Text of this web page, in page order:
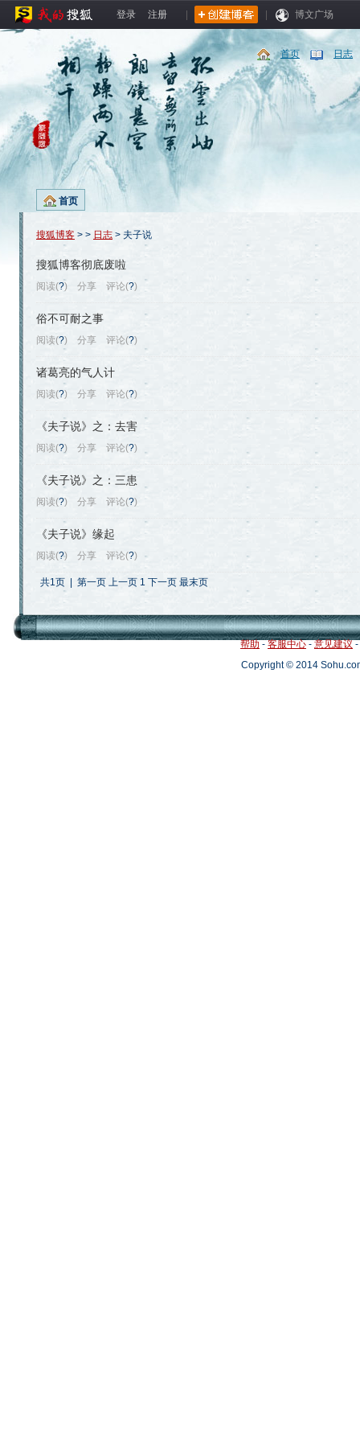
登录 注册 博文广场
首页 日志
首页
搜狐博客 > > 日志 > 夫子说
搜狐博客彻底废啦
阅读(?) 分享 评论(?)
俗不可耐之事
阅读(?) 分享 评论(?)
诸葛亮的气人计
阅读(?) 分享 评论(?)
《夫子说》之：去害
阅读(?) 分享 评论(?)
《夫子说》之：三患
阅读(?) 分享 评论(?)
《夫子说》缘起
阅读(?) 分享 评论(?)
共1页 | 第一页 上一页 1 下一页 最末页
帮助 - 客服中心 - 意见建议 -
Copyright © 2014